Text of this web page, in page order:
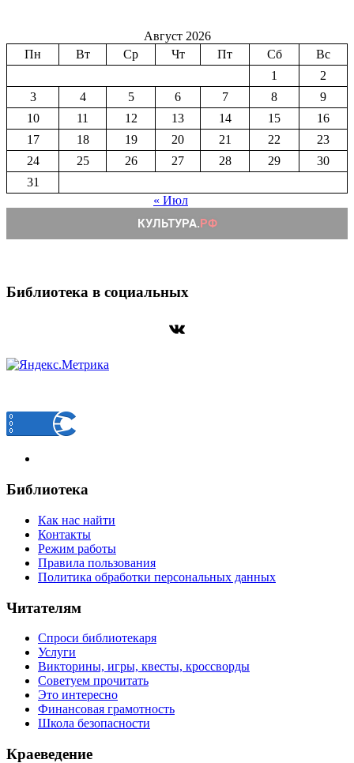
Август 2026
Пн
Вт Ср Чт Пт Сб
Вс
1
2
3
4 5 6 7 8
9
10
11 12 13 14 15
16
17
18 19 20 21 22
23
24
25 26 27 28 29
30
31
« Июл
Библиотека в социальных
ВКонтакте
Библиотека
Как нас найти
Контакты
Режим работы
Правила пользования
Политика обработки персональных данных
Читателям
Спроси библиотекаря
Услуги
Викторины, игры, квесты, кроссворды
Советуем прочитать
Это интересно
Финансовая грамотность
Школа безопасности
Краеведение